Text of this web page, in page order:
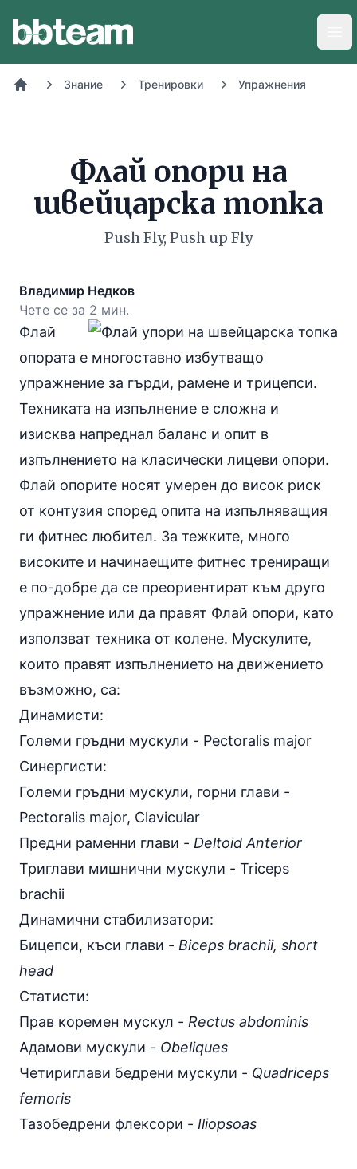
Знание Тренировки Упражнения
Флай опори на
швейцарска топка
Push Fly, Push up Fly
Владимир Недков
Чете се за 2 мин.
Флай
опората е многоставно избутващо
упражнение за гърди, рамене и трицепси.
Техниката на изпълнение е сложна и
изисква напреднал баланс и опит в
изпълнението на класически лицеви опори.
Флай опорите носят умерен до висок риск
от контузия според опита на изпълняващия
ги фитнес любител. За тежките, много
високите и начинаещите фитнес трениращи
е по-добре да се преориентират към друго
упражнение или да правят Флай опори, като
използват техника от колене. Мускулите,
които правят изпълнението на движението
възможно, са:
Динамисти:
Големи гръдни мускули - Pectoralis major
Синергисти:
Големи гръдни мускули, горни глави -
Pectoralis major, Clavicular
Предни раменни глави - Deltoid Anterior
Триглави мишнични мускули - Triceps
brachii
Динамични стабилизатори:
Бицепси, къси глави - Biceps brachii, short
head
Статисти:
Прав коремен мускул - Rectus abdominis
Адамови мускули - Obeliques
Четириглави бедрени мускули - Quadriceps
femoris
Тазобедрени флексори - Iliopsoas